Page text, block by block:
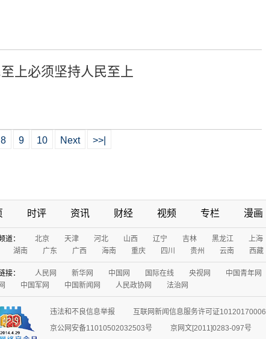
上必须坚持人民至上
8 9 10 Next >>|
时评 资讯 财经 视频 专栏 漫画
道： 北京 天津 河北 山西 辽宁 吉林 黑龙江 上海
湖南 广东 广西 海南 重庆 四川 贵州 云南 西藏
接： 人民网 新华网 中国网 国际在线 央视网 中国青年网
中国军网 中国新闻网 人民政协网 法治网
违法和不良信息举报 互联网新闻信息服务许可证10120170006
京公网安备11010502032503号
京网文[2011]0283-097号